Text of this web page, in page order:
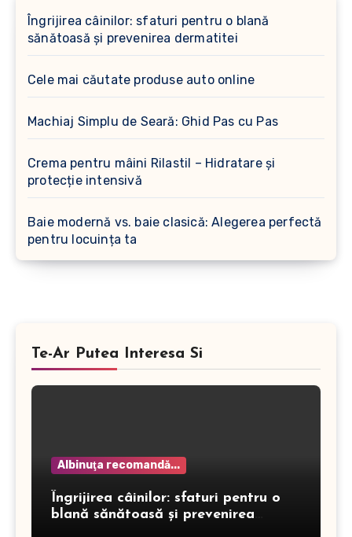
Îngrijirea câinilor: sfaturi pentru o blană
sănătoasă și prevenirea dermatitei
Cele mai căutate produse auto online
Machiaj Simplu de Seară: Ghid Pas cu Pas
Crema pentru mâini Rilastil – Hidratare și
protecție intensivă
Baie modernă vs. baie clasică: Alegerea perfectă
pentru locuința ta
Te-Ar Putea Interesa Si
Albinuţa recomandă...
Îngrijirea câinilor: sfaturi pentru o
blană sănătoasă și prevenirea